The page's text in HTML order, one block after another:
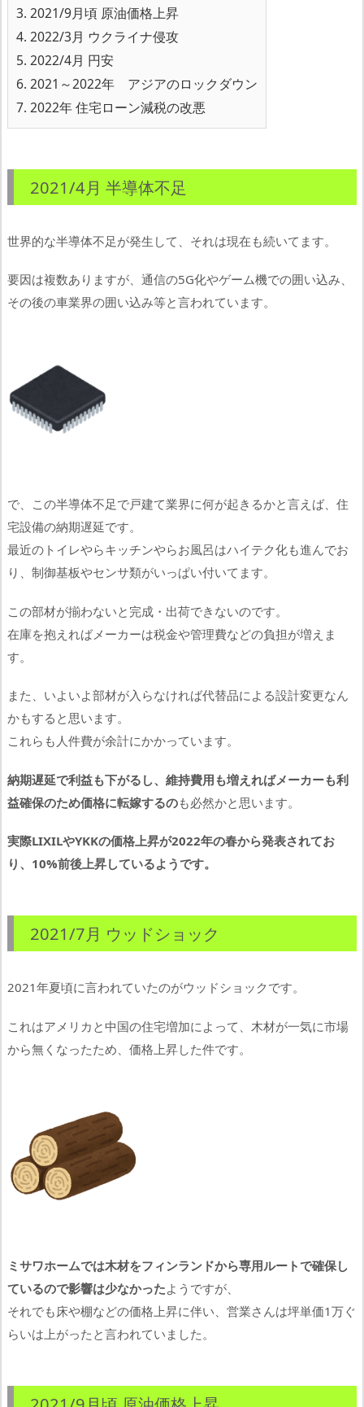
3. 2021/9月頃 原油価格上昇
4. 2022/3月 ウクライナ侵攻
5. 2022/4月 円安
6. 2021～2022年 アジアのロックダウン
7. 2022年 住宅ローン減税の改悪
2021/4月 半導体不足
世界的な半導体不足が発生して、それは現在も続いてます。
要因は複数ありますが、通信の5G化やゲーム機での囲い込み、
その後の車業界の囲い込み等と言われています。
で、この半導体不足で戸建て業界に何が起きるかと言えば、住
宅設備の納期遅延です。
最近のトイレやらキッチンやらお風呂はハイテク化も進んでお
り、制御基板やセンサ類がいっぱい付いてます。
この部材が揃わないと完成・出荷できないのです。
在庫を抱えればメーカーは税金や管理費などの負担が増えま
す。
また、いよいよ部材が入らなければ代替品による設計変更なん
かもすると思います。
これらも人件費が余計にかかっています。
納期遅延で利益も下がるし、維持費用も増えればメーカーも利
益確保のため価格に転嫁するのも必然かと思います。
実際LIXILやYKKの価格上昇が2022年の春から発表されてお
り、10%前後上昇しているようです。
2021/7月 ウッドショック
2021年夏頃に言われていたのがウッドショックです。
これはアメリカと中国の住宅増加によって、木材が一気に市場
から無くなったため、価格上昇した件です。
ミサワホームでは木材をフィンランドから専用ルートで確保し
ているので影響は少なかったようですが、
それでも床や棚などの価格上昇に伴い、営業さんは坪単価1万ぐ
らいは上がったと言われていました。